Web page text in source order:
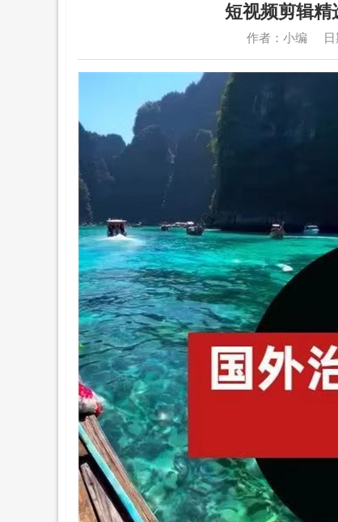
短视频剪辑精
作者：小编